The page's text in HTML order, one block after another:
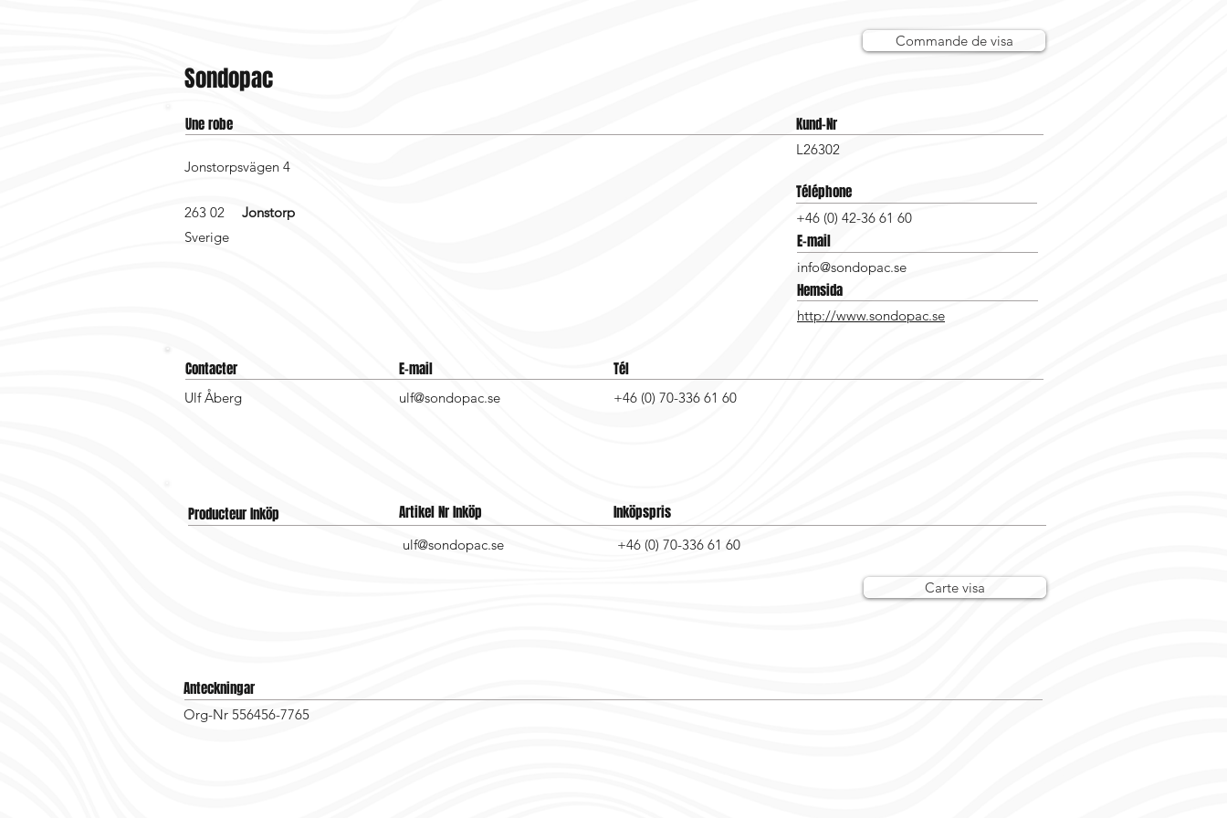
L26302
Commande de visa
Sondopac
Une robe Kund-Nr
Jonstorpsvägen 4
263 02
Jonstorp
Sverige
Téléphone
+46 (0) 42-36 61 60
E-mail
info@sondopac.se
Hemsida
http://www.sondopac.se
Contacter E-mail Tél
Ulf Åberg ulf@sondopac.se +46 (0) 70-336 61 60
Producteur Inköp Artikel Nr Inköp Inköpspris
ulf@sondopac.se +46 (0) 70-336 61 60
Carte visa
Anteckningar
Org-Nr 556456-7765